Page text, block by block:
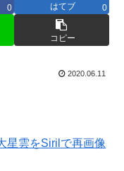
0 はてブ 0
コピー
2020.06.11
星雲をSirilで再画像